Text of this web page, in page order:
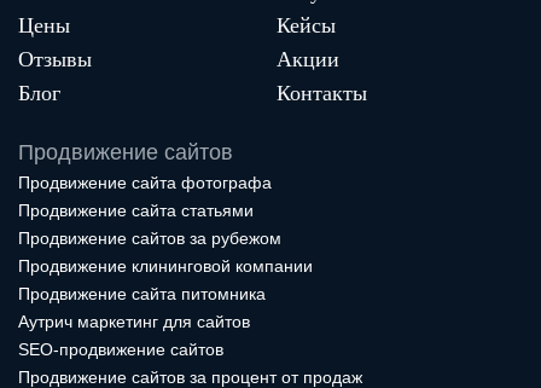
Цены
Кейсы
Отзывы
Акции
Блог
Контакты
Продвижение сайтов
Продвижение сайта фотографа
Продвижение сайта статьями
Продвижение сайтов за рубежом
Продвижение клининговой компании
Продвижение сайта питомника
Аутрич маркетинг для сайтов
SEO-продвижение сайтов
Продвижение сайтов за процент от продаж